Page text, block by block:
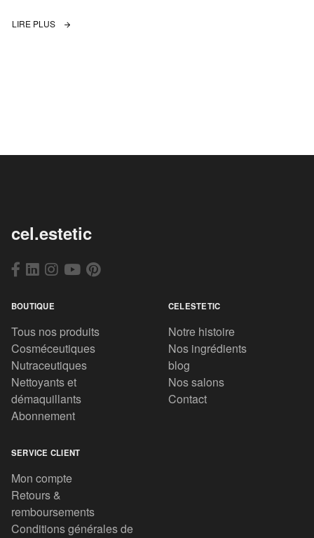
LIRE PLUS
cel.estetic
BOUTIQUE
Tous nos produits
Cosméceutiques
Nutraceutiques
Nettoyants et
démaquillants
Abonnement
CELESTETIC
Notre histoire
Nos ingrédients
blog
Nos salons
Contact
SERVICE CLIENT
Mon compte
Retours &
remboursements
Conditions générales de